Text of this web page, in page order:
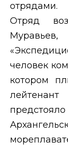
отрядами.
Отряд
человек
котором